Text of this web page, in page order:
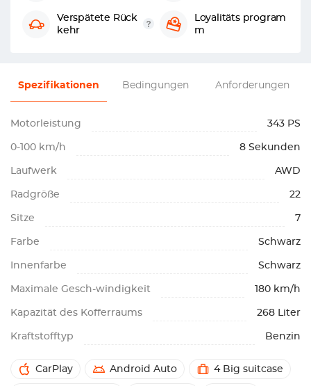
Verspätete Rück
kehr
Loyalitäts program
m
Spezifikationen Bedingungen Anforderungen
Motorleistung 343 PS
0-100 km/h 8 Sekunden
Laufwerk AWD
Radgröße 22
Sitze 7
Farbe Schwarz
Innenfarbe Schwarz
Maximale Gesch-windigkeit 180 km/h
Kapazität des Kofferraums 268 Liter
Kraftstofftyp Benzin
CarPlay Android Auto 4 Big suitcase